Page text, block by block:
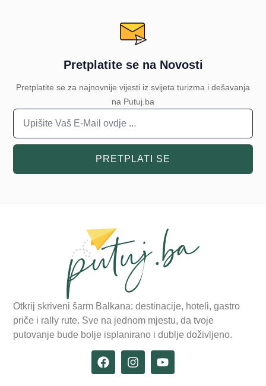
Pretplatite se na Novosti
Pretplatite se za najnovnije vijesti iz svijeta turizma i dešavanja
na Putuj.ba
PRETPLATI SE
Otkrij skriveni šarm Balkana: destinacije, hoteli, gastro
priče i rally rute. Sve na jednom mjestu, da tvoje
putovanje bude bolje isplanirano i dublje doživljeno.